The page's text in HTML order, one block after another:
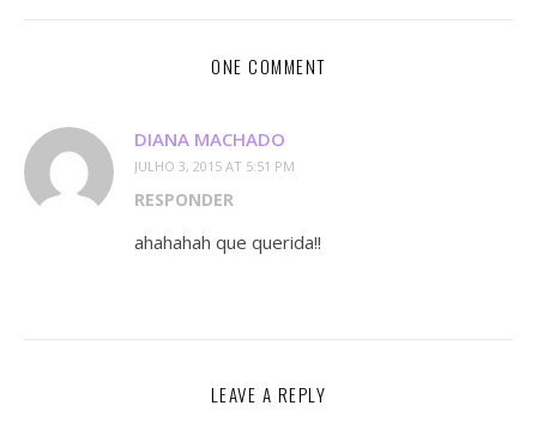
ONE COMMENT
DIANA MACHADO
JULHO 3, 2015 AT 5:51 PM
RESPONDER
ahahahah que querida!!
LEAVE A REPLY